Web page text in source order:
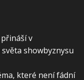
v
showbyznysu
které není fádní